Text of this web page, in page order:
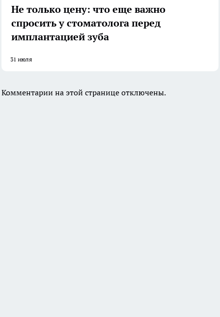
Не только цену: что еще важно
спросить у стоматолога перед
имплантацией зуба
31 июля
Комментарии на этой странице отключены.